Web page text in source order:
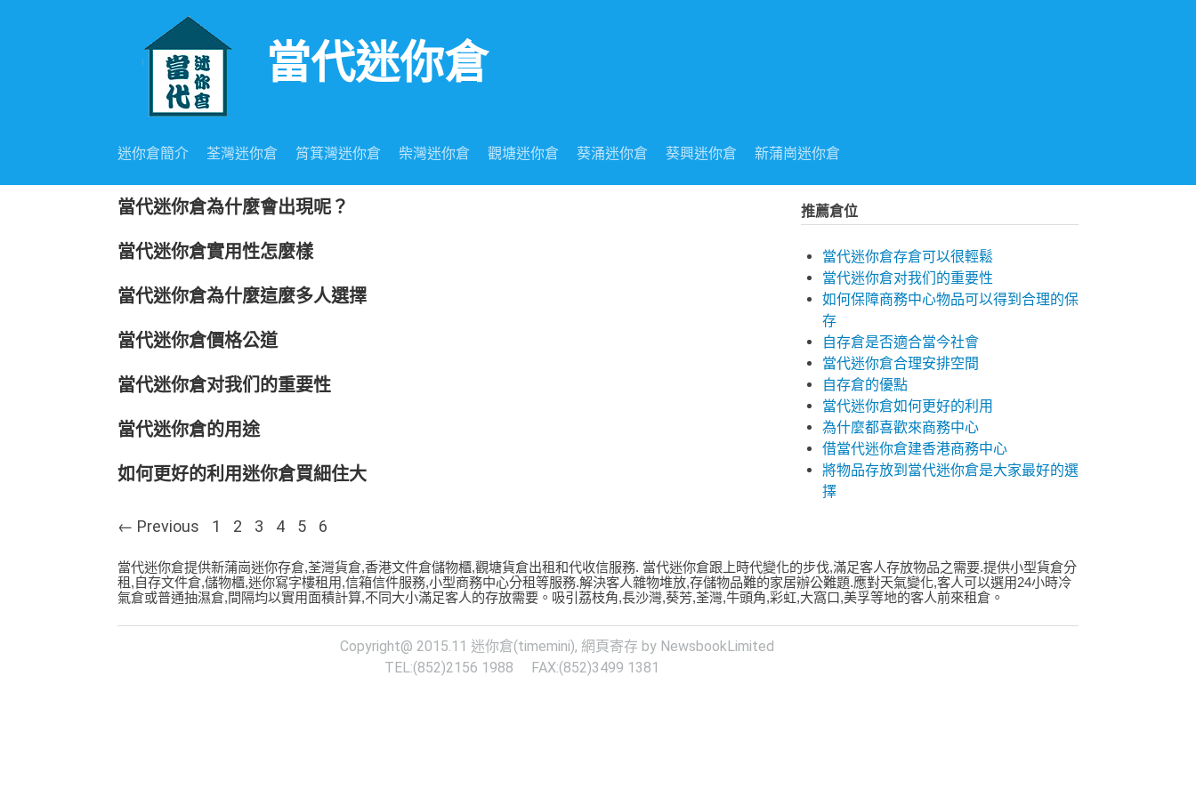
當代迷你倉
迷你倉簡介 荃灣迷你倉 筲箕灣迷你倉 柴灣迷你倉 觀塘迷你倉 葵涌迷你倉 葵興迷你倉 新蒲崗迷你倉
當代迷你倉為什麼會出現呢？
當代迷你倉實用性怎麼樣
當代迷你倉為什麼這麼多人選擇
當代迷你倉價格公道
當代迷你倉对我们的重要性
當代迷你倉的用途
如何更好的利用迷你倉買細住大
Posts navigation
← Previous 1 2 3 4 5 6
推薦倉位
當代迷你倉存倉可以很輕鬆
當代迷你倉对我们的重要性
如何保障商務中心物品可以得到合理的保
存
自存倉是否適合當今社會
當代迷你倉合理安排空間
自存倉的優點
當代迷你倉如何更好的利用
為什麼都喜歡來商務中心
借當代迷你倉建香港商務中心
將物品存放到當代迷你倉是大家最好的選
擇
當代迷你倉提供新蒲崗迷你存倉,荃灣貨倉,香港文件倉儲物櫃,觀塘貨倉出租和代收信服務. 當代迷你倉跟上時代變化的步伐,滿足客人存放物品之需要.提供小型貨倉分
租,自存文件倉,儲物櫃,迷你寫字樓租用,信箱信件服務,小型商務中心分租等服務.解決客人雜物堆放,存儲物品難的家居辦公難題.應對天氣變化,客人可以選用24小時冷
氣倉或普通抽濕倉,間隔均以實用面積計算,不同大小滿足客人的存放需要。吸引荔枝角,長沙灣,葵芳,荃灣,牛頭角,彩虹,大窩口,美孚等地的客人前來租倉。
Copyright@ 2015.11 迷你倉(timemini), 網頁寄存 by NewsbookLimited
TEL:(852)2156 1988 FAX:(852)3499 1381